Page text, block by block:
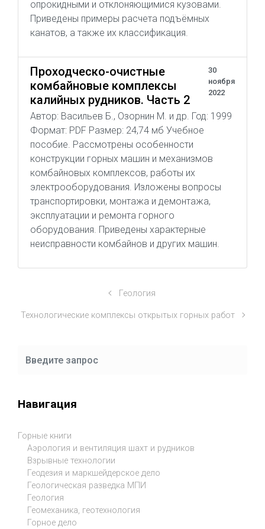
опрокидными и отклоняющимися кузовами.
Приведены примеры расчета подъёмных
канатов, а также их классификация.
Проходческо-очистные
комбайновые комплексы
калийных рудников. Часть 2
30
ноября
2022
Автор: Васильев Б., Озорнин М. и др. Год: 1999
Формат: PDF Размер: 24,74 мб Учебное
пособие. Рассмотрены особенности
конструкции горных машин и механизмов
комбайновых комплексов, работы их
электрооборудования. Изложены вопросы
транспортировки, монтажа и демонтажа,
эксплуатации и ремонта горного
оборудования. Приведены характерные
неисправности комбайнов и других машин.
Геология
Технологические комплексы открытых горных работ
Навигация
Горные книги
Аэрология и вентиляция шахт и рудников
Взрывные технологии
Геодезия и маркшейдерское дело
Геологическая разведка МПИ
Геология
Геомеханика, геотехнология
Горное дело